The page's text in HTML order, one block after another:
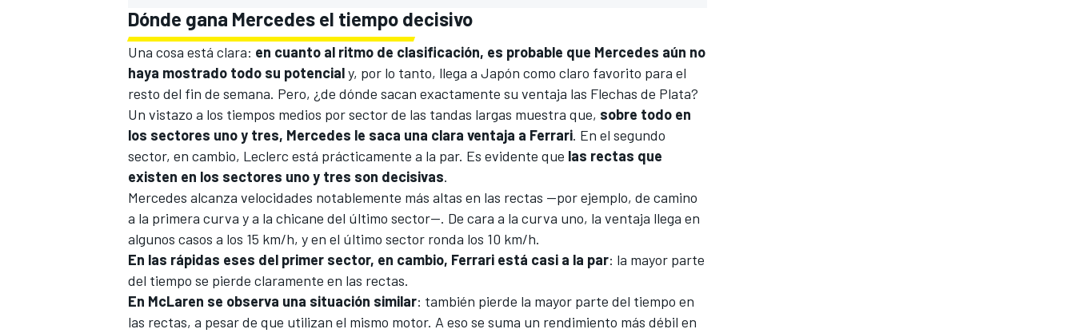
MÁS CATEGORÍAS
Dónde gana Mercedes el tiempo decisivo
Una cosa está clara: en cuanto al ritmo de clasificación, es probable que Mercedes aún no
haya mostrado todo su potencialy, por lo tanto, llega a Japón como claro favorito para el
resto del fin de semana. Pero, ¿de dónde sacan exactamente su ventaja las Flechas de Plata?
Un vistazo a los tiempos medios por sector de las tandas largas muestra que, sobre todo en
los sectores uno y tres, Mercedes le saca una clara ventaja a Ferrari. En el segundo
sector, en cambio, Leclerc está prácticamente a la par. Es evidente que las rectas que
existen en los sectores uno y tres son decisivas.
Mercedes alcanza velocidades notablemente más altas en las rectas —por ejemplo, de camino
a la primera curva y a la chicane del último sector—. De cara a la curva uno, la ventaja llega en
algunos casos a los 15 km/h, y en el último sector ronda los 10 km/h.
En las rápidas eses del primer sector, en cambio, Ferrari está casi a la par: la mayor parte
del tiempo se pierde claramente en las rectas.
En McLaren se observa una situación similar: también pierde la mayor parte del tiempo en
las rectas, a pesar de que utilizan el mismo motor. A eso se suma un rendimiento más débil en